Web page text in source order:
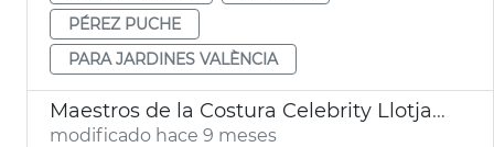
PÉREZ PUCHE
PARA JARDINES VALÈNCIA
Maestros de la Costura Celebrity Llotja València
modificado hace 9 meses